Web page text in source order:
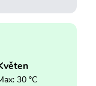
30 °C